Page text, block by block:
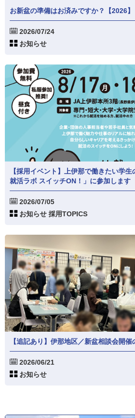
お新盆の準備はお済みですか？【2026】
2026/07/24
お知らせ
【採用イベント】上伊那で働きたい学
就活ラボ スイッチON！」に参加します
2026/07/05
お知らせ 採用TOPICS
【追記あり】伊那地区／新盆相談会開催
2026/06/21
お知らせ